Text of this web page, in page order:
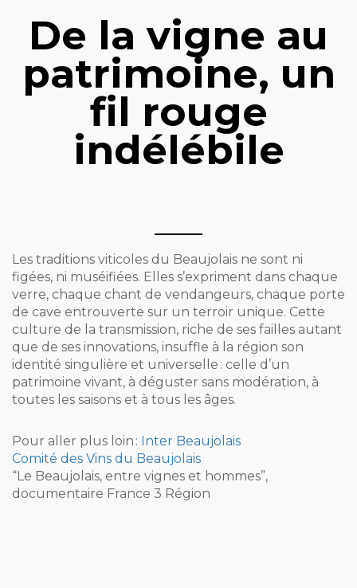
De la vigne au
patrimoine, un
fil rouge
indélébile
Les traditions viticoles du Beaujolais ne sont ni
figées, ni muséifiées. Elles s’expriment dans chaque
verre, chaque chant de vendangeurs, chaque porte
de cave entrouverte sur un terroir unique. Cette
culture de la transmission, riche de ses failles autant
que de ses innovations, insuffle à la région son
identité singulière et universelle : celle d’un
patrimoine vivant, à déguster sans modération, à
toutes les saisons et à tous les âges.
Pour aller plus loin : Inter Beaujolais
Comité des Vins du Beaujolais
“Le Beaujolais, entre vignes et hommes”,
documentaire France 3 Région